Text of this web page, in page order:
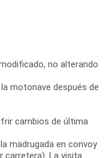
no alterando
motonave después de
cambios de última
madrugada en convoy
carretera). La visita